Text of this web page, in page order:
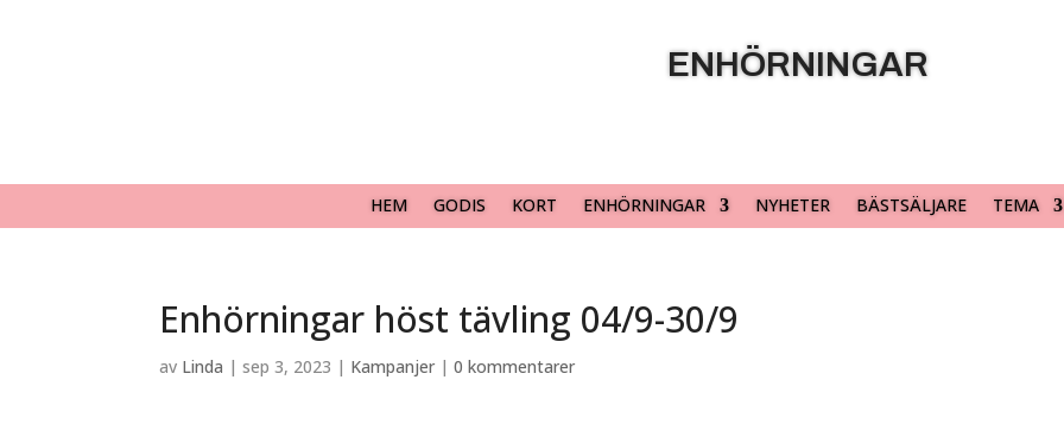
ENHÖRNINGAR
HEM GODIS KORT ENHÖRNINGAR NYHETER BÄSTSÄLJARE TEMA
Enhörningar höst tävling 04/9-30/9
av Linda |sep 3, 2023 | Kampanjer |0 kommentarer